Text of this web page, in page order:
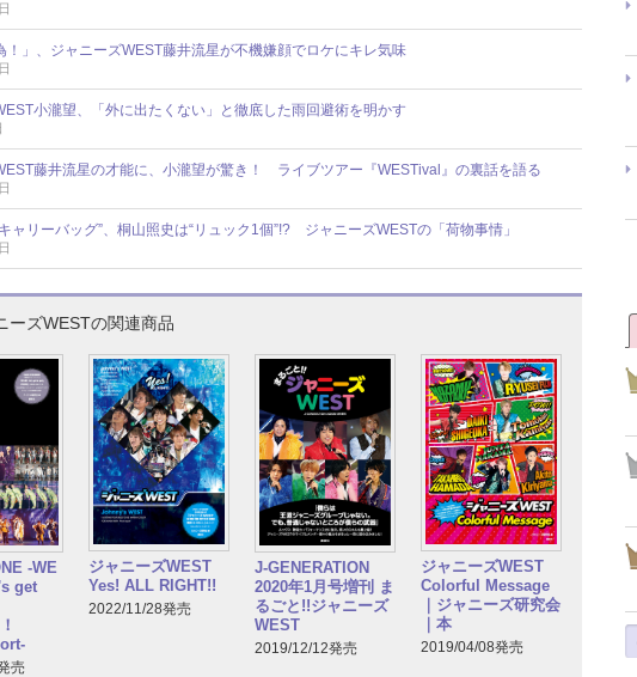
！」、ジャニーズWEST藤井流星が不機嫌顔でロケにキレ気味
小瀧望、「外に出たくない」と徹底した雨回避術を明かす
藤井流星の才能に、小瀧望が驚き！ ライブツアー『WESTival』の裏話を語る
ャリーバッグ”、桐山照史は“リュック1個”!? ジャニーズWESTの「荷物事情」
ーズWESTの関連商品
-WE
get
売
ジャニーズWEST
Yes! ALL RIGHT!!
2022/11/28発売
J-GENERATION
2020年1月号増刊 ま
るごと!!ジャニーズ
WEST
2019/12/12発売
ジャニーズWEST
Colorful Message
｜ジャニーズ研究会
｜本
2019/04/08発売